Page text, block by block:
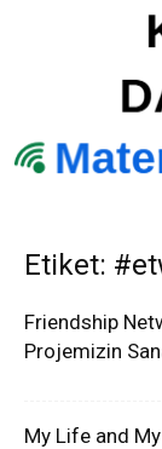
Etiket:
Friendship
Projemizin
My Life and